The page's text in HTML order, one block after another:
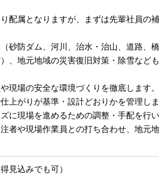
配属となりますが、まずは先輩社員の
（砂防ダム、河川、治水・治山、道路、
、地元地域の災害復旧対策・除雪なども
現場の安全な環境づくりを徹底します。
上がりが基準・設計どおりかを管理しま
に現場を進めるための調整・手配を行い
注者や現場作業員との打ち合わせ、地元
見込みでも可）